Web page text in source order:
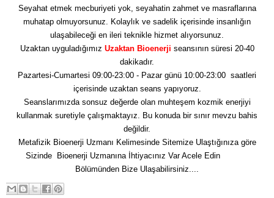
Seyahat etmek mecburiyeti yok, seyahatin zahmet ve masraflarına
muhatap olmuyorsunuz. Kolaylık ve sadelik içerisinde insanlığın
ulaşabileceği en ileri teknikle hizmet alıyorsunuz.
Uzaktan uyguladığımız Uzaktan Bioenerji seansının süresi 20-40
dakikadır.
Pazartesi-Cumartesi 09:00-23:00 - Pazar günü 10:00-23:00 saatleri
içerisinde uzaktan seans yapıyoruz.
Seanslarımızda sonsuz değerde olan muhteşem kozmik enerjiyi
kullanmak suretiyle çalışmaktayız. Bu konuda bir sınır mevzu bahis
değildir.
Metafizik Bioenerji Uzmanı Kelimesinde Sitemize Ulaştığınıza göre
Sizinde Bioenerji Uzmanına İhtiyacınız Var Acele Edin
Bölümünden Bize Ulaşabilirsiniz....